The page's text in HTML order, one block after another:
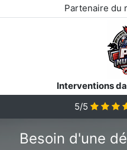
Partenaire du
Interventions
5/5
Besoin d'une